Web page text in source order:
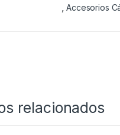
,Accesorios
relacionados